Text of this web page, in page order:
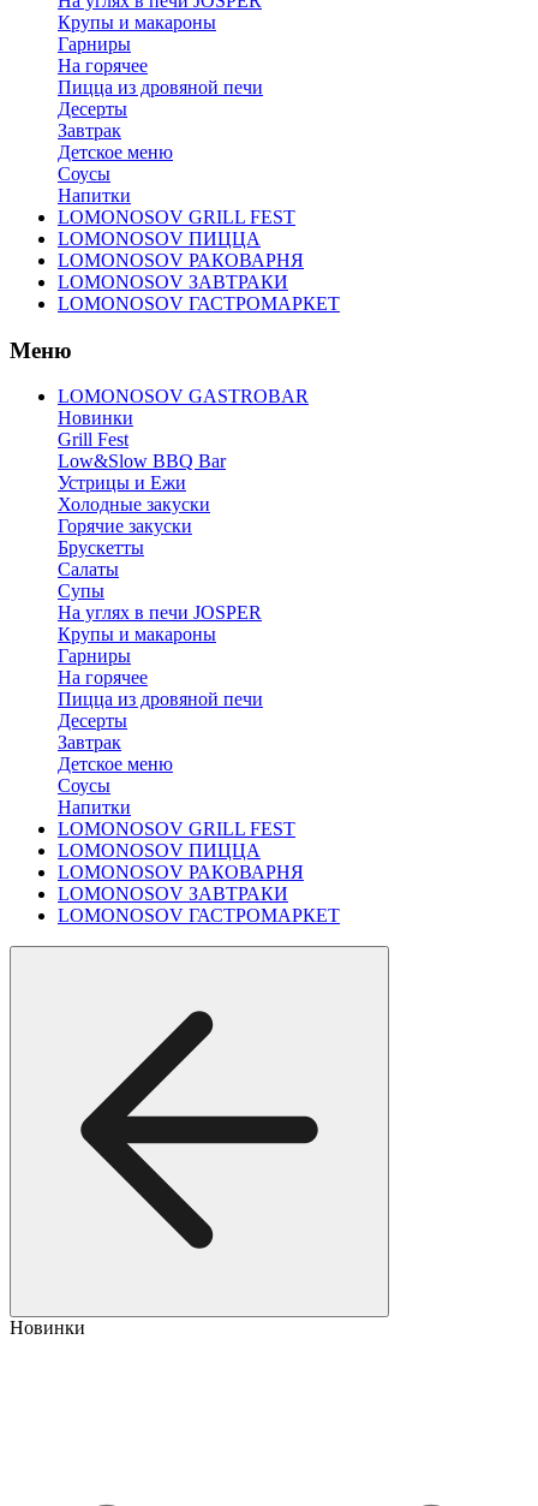
Крупы и макароны
Гарниры
На горячее
Пицца из дровяной печи
Десерты
Завтрак
Детское меню
Соусы
Напитки
LOMONOSOV GRILL FEST
LOMONOSOV ПИЦЦА
LOMONOSOV РАКОВАРНЯ
LOMONOSOV ЗАВТРАКИ
LOMONOSOV ГАСТРОМАРКЕТ
Меню
LOMONOSOV GASTROBAR
Новинки
Grill Fest
Low&Slow BBQ Bar
Устрицы и Ежи
Холодные закуски
Горячие закуски
Брускетты
Салаты
Супы
На углях в печи JOSPER
Крупы и макароны
Гарниры
На горячее
Пицца из дровяной печи
Десерты
Завтрак
Детское меню
Соусы
Напитки
LOMONOSOV GRILL FEST
LOMONOSOV ПИЦЦА
LOMONOSOV РАКОВАРНЯ
LOMONOSOV ЗАВТРАКИ
LOMONOSOV ГАСТРОМАРКЕТ
Новинки